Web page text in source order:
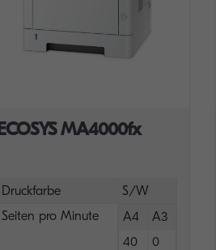
ECOSYS MA4000fx
Druckfarbe
S/W
Seiten pro Minute
A4
A3
40
0